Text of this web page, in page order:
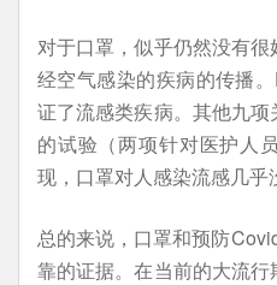
对于口罩，似乎仍然没有
经空气感染的疾病的传播
证了流感类疾病。其他九
的试验（两项针对医护人
现，口罩对人感染流感几乎
总的来说，口罩和预防
靠的证据。在当前的大流